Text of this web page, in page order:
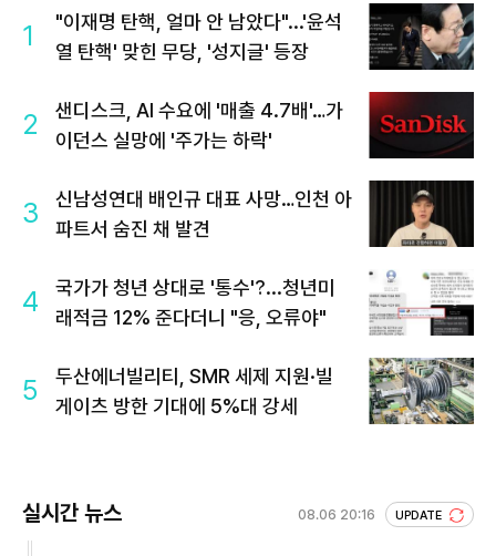
1
"이재명 탄핵, 얼마 안 남았다"...'윤석
열 탄핵' 맞힌 무당, '성지글' 등장
2
샌디스크, AI 수요에 '매출 4.7배'…가
이던스 실망에 '주가는 하락'
3
신남성연대 배인규 대표 사망…인천 아
파트서 숨진 채 발견
4
국가가 청년 상대로 '통수'?...청년미
래적금 12% 준다더니 "응, 오류야"
5
두산에너빌리티, SMR 세제 지원·빌
게이츠 방한 기대에 5%대 강세
실시간 뉴스 08.06 20:16 UPDATE